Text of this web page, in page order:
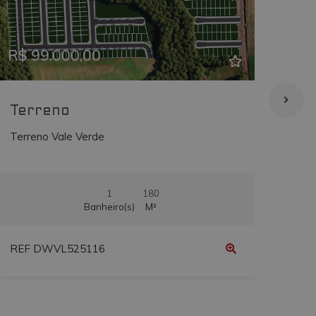
R$ 99.000,00
Terreno
Terreno Vale Verde
1
Banheiro(s)
180
M²
REF DWVL525116
como o usuário final
antes de visitar o